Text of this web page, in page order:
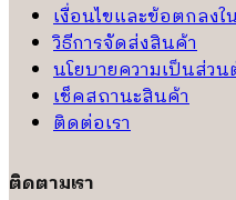
เงื่อนไขและข้อตกลง
วิธีการจัดส่งสินค้า
นโยบายความเป็นส่วน
เช็คสถานะสินค้า
ติดต่อเรา
ติดตามเรา